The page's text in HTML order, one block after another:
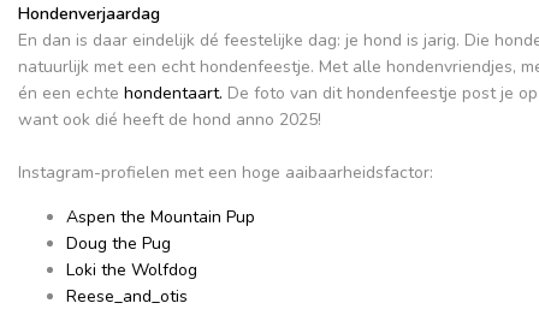
Hondenverjaardag
En dan is daar eindelijk dé feestelijke dag: je hond is jarig. Die
natuurlijk met een echt hondenfeestje. Met alle hondenvriendjes,
én een echte hondentaart. De foto van dit hondenfeestje post je
want ook dié heeft de hond anno 2025!
Instagram-profielen met een hoge aaibaarheidsfactor:
Aspen the Mountain Pup
Doug the Pug
Loki the Wolfdog
Reese_and_otis